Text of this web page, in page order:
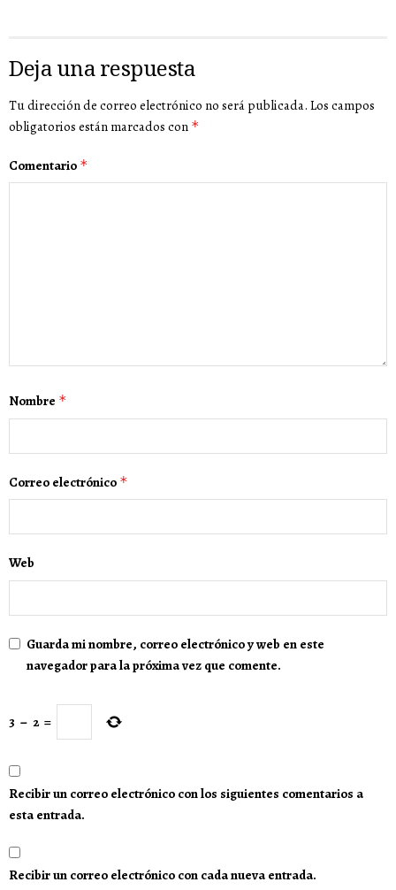
Deja una respuesta
Tu dirección de correo electrónico no será publicada. Los campos
obligatorios están marcados con *
Comentario *
Nombre *
Correo electrónico *
Web
Guarda mi nombre, correo electrónico y web en este
navegador para la próxima vez que comente.
3 − 2 =
Recibir un correo electrónico con los siguientes comentarios a
esta entrada.
Recibir un correo electrónico con cada nueva entrada.